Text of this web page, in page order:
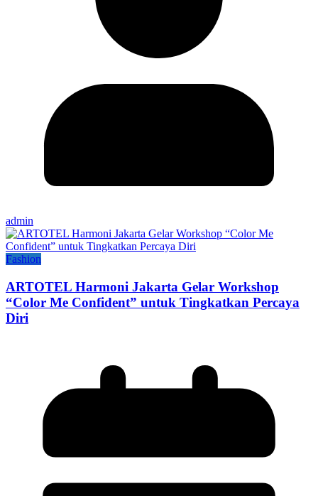
admin
Fashion
ARTOTEL Harmoni Jakarta Gelar Workshop
“Color Me Confident” untuk Tingkatkan Percaya
Diri